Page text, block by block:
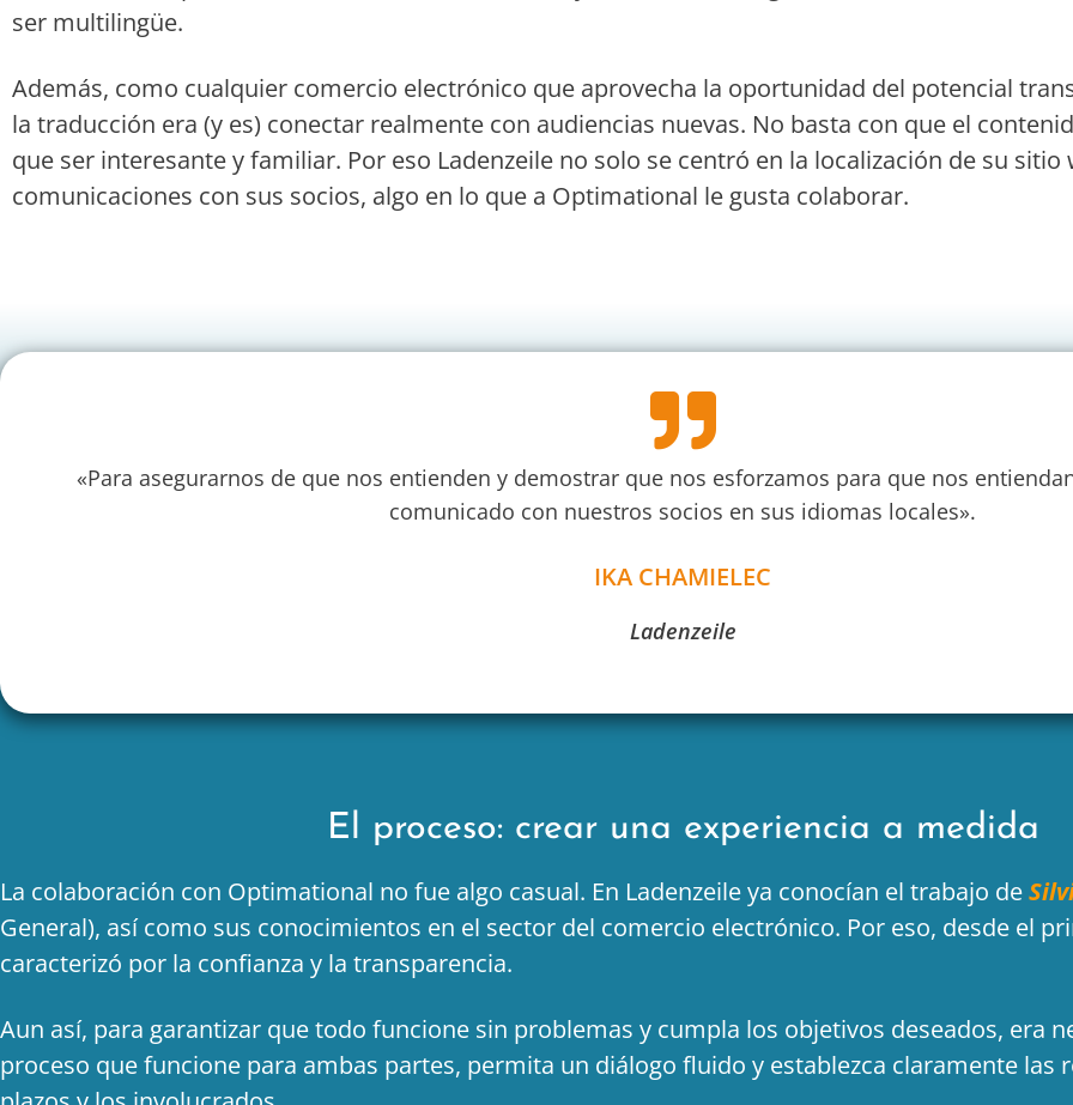
ser multilingüe.
Además, como cualquier comercio electrónico que aprovecha la oportunidad del potencial
la traducción era (y es) conectar realmente con audiencias nuevas. No basta con que el
que ser interesante y familiar. Por eso Ladenzeile no solo se centró en la localización de su
comunicaciones con sus socios, algo en lo que a Optimational le gusta colaborar.
«Para asegurarnos de que nos entienden y demostrar que nos esforzamos para que nos
comunicado con nuestros socios en sus idiomas locales».
IKA CHAMIELEC
Ladenzeile
El proceso: crear una experiencia a medida
La colaboración con Optimational no fue algo casual. En Ladenzeile ya conocían el trabajo de
General), así como sus conocimientos en el sector del comercio electrónico. Por eso, desde el
caracterizó por la confianza y la transparencia.
Aun así, para garantizar que todo funcione sin problemas y cumpla los objetivos deseados, era
proceso que funcione para ambas partes, permita un diálogo fluido y establezca claramente las